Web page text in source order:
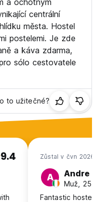
a ochotným
centrální
města. Hostel
postelemi. Je zde
a káva zdarma,
sólo cestovatele
to užitečné?
9.4 Zůstal v čvn 2026
A Andre
Muž, 25-
Fantastic hostel,